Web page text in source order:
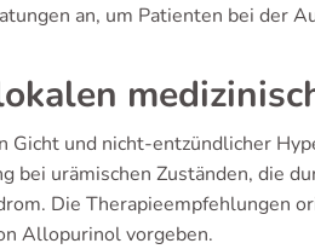
an, um Patienten bei der
Gicht und nicht-entzündlicher
bei urämischen Zuständen, die
Die Therapieempfehlungen
Allopurinol vorgeben.